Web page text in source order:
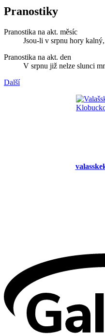
Pranostiky
Pranostika na akt. měsíc
Jsou-li v srpnu hory
Pranostika na akt. den
V srpnu již nelze slunci
Další